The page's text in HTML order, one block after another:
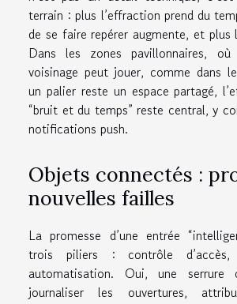
terrain : plus l’effraction prend du
de se faire repérer augmente, et plus
Dans les zones pavillonnaires,
voisinage peut jouer, comme dans
un palier reste un espace partagé,
“bruit et du temps” reste central, y
notifications push.
Objets connectés :
nouvelles failles
La promesse d’une entrée
trois piliers : contrôle
automatisation. Oui, une serrure
journaliser les ouvertures,